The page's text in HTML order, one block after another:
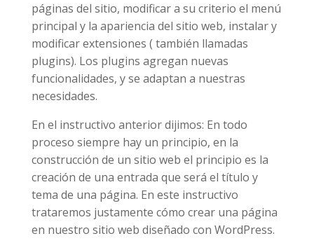
páginas del sitio, modificar a su criterio el menú
principal y la apariencia del sitio web, instalar y
modificar extensiones ( también llamadas
plugins). Los plugins agregan nuevas
funcionalidades, y se adaptan a nuestras
necesidades.
En el instructivo anterior dijimos: En todo
proceso siempre hay un principio, en la
construcción de un sitio web el principio es la
creación de una entrada que será el título y
tema de una página. En este instructivo
trataremos justamente cómo crear una página
en nuestro sitio web diseñado con WordPress.